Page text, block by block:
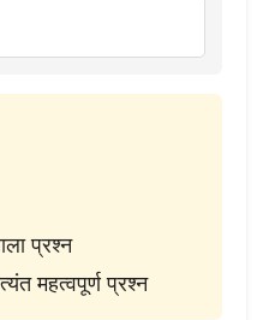
प्रश्न
महत्वपूर्ण प्रश्न